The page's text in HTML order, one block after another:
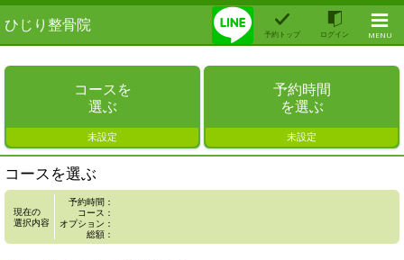
ひじり整骨院 予約トップ ログイン MENU
コースを
選ぶ
未設定
予約時間
を選ぶ
未設定
コースを選ぶ
現在の
選択内容
予約時間：
コース：
オプション：
総額：